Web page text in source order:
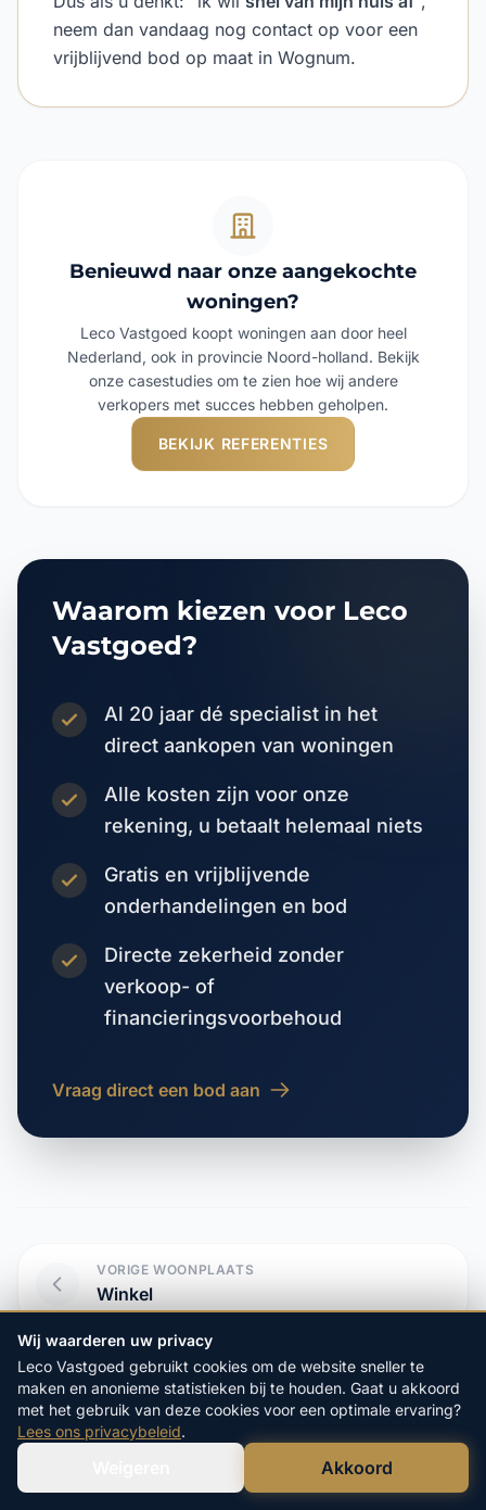
neem dan vandaag nog contact op voor een
vrijblijvend bod op maat in Wognum.
Benieuwd naar onze aangekochte
woningen?
Leco Vastgoed koopt woningen aan door heel
Nederland, ook in provincie Noord-holland. Bekijk
onze casestudies om te zien hoe wij andere
verkopers met succes hebben geholpen.
BEKIJK REFERENTIES
Waarom kiezen voor Leco
Vastgoed?
Al 20 jaar dé specialist in het
direct aankopen van woningen
Alle kosten zijn voor onze
rekening, u betaalt helemaal niets
Gratis en vrijblijvende
onderhandelingen en bod
Directe zekerheid zonder
verkoop- of
financieringsvoorbehoud
Vraag direct een bod aan
VORIGE WOONPLAATS
Winkel
VOLGENDE WOONPLAATS
Wormer
Start hier uw vrijblijvendeBel Ons Direct
Wij waarderen uw privacy
Leco Vastgoed gebruikt cookies om de website sneller te
maken en anonieme statistieken bij te houden. Gaat u akkoord
met het gebruik van deze cookies voor een optimale ervaring?
Lees ons privacybeleid.
Akkoord